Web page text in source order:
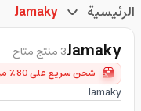
الرئيسية Jamaky
Jamaky3 منتج متاح
شحن سريع على 80٪ من المنتجات
Jamaky